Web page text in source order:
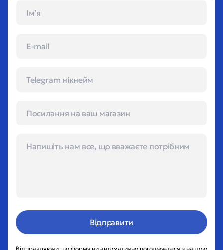
Відправити